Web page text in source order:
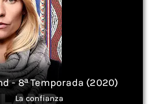
- 8ª Temporada (2020)
La confianza